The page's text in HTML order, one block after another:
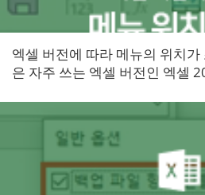
엑셀 버전에 따라 메뉴의 위치
은 자주 쓰는 엑셀 버전인 엑셀